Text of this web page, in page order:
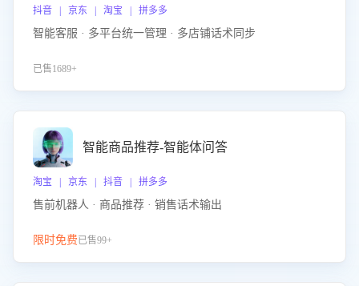
抖音 | 京东 | 淘宝 | 拼多多
智能客服 · 多平台统一管理 · 多店铺话术同步
已售1689+
智能商品推荐-智能体问答
淘宝 | 京东 | 抖音 | 拼多多
售前机器人 · 商品推荐 · 销售话术输出
限时免费已售99+